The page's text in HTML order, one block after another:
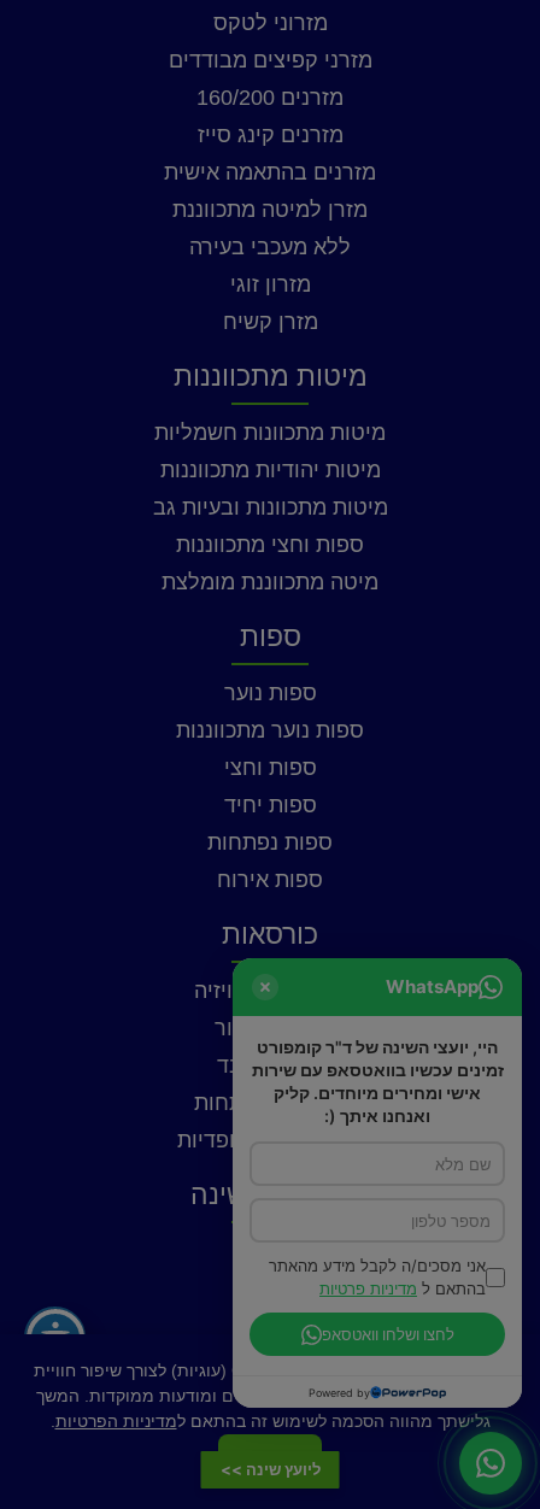
מזרוני לטקס
מזרני קפיצים מבודדים
מזרנים 160/200
מזרנים קינג סייז
מזרנים בהתאמה אישית
מזרן למיטה מתכווננת
ללא מעכבי בעירה
מזרון זוגי
מזרן קשיח
מיטות מתכווננות
מיטות מתכוונות חשמליות
מיטות יהודיות מתכווננות
מיטות מתכוונות ובעיות גב
ספות וחצי מתכווננות
מיטה מתכווננת מומלצת
ספות
ספות נוער
ספות נוער מתכווננות
ספות וחצי
ספות יחיד
ספות נפתחות
ספות אירוח
כורסאות
כורסאות טלוויזיה
כורסאות עור
כורסאות בד
כורסאות נפתחות
כורסאות אורטופדיות
פתרונות שינה
מצעים
רכישה מאובטחת
באתר זה נעשה שימוש בקובצי Cookies (עוגיות) לצורך שיפור חוויית
המשתמש, ניתוח תנועה, התאמת תכנים ומודעות ממוקדות. המשך
גלישתך מהווה הסכמה לשימוש זה בהתאם למדיניות הפרטיות
ליועץ שינה >>
WhatsApp
היי, יועצי השינה של ד"ר קומפורט
זמינים עכשיו בוואטסאפ עם שירות
אישי ומחירים מיוחדים. קליק
ואנחנו איתך (:
אני מסכים/ה לקבל מידע מהאתר
בהתאם ל מדיניות פרטיות
לחצו ושלחו וואטסאפ
Powered by